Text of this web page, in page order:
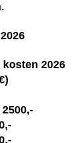
2026
2500,-